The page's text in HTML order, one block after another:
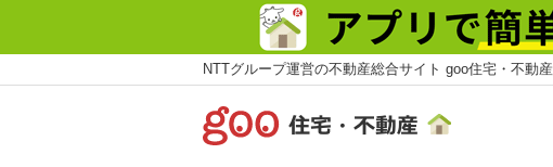
NTTグループ運営の不動産総合サイト goo住宅・不動産